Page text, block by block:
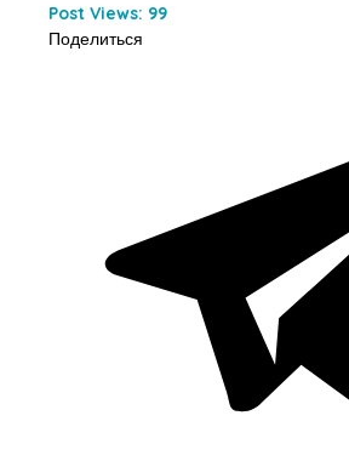
Post Views: 99
Поделиться